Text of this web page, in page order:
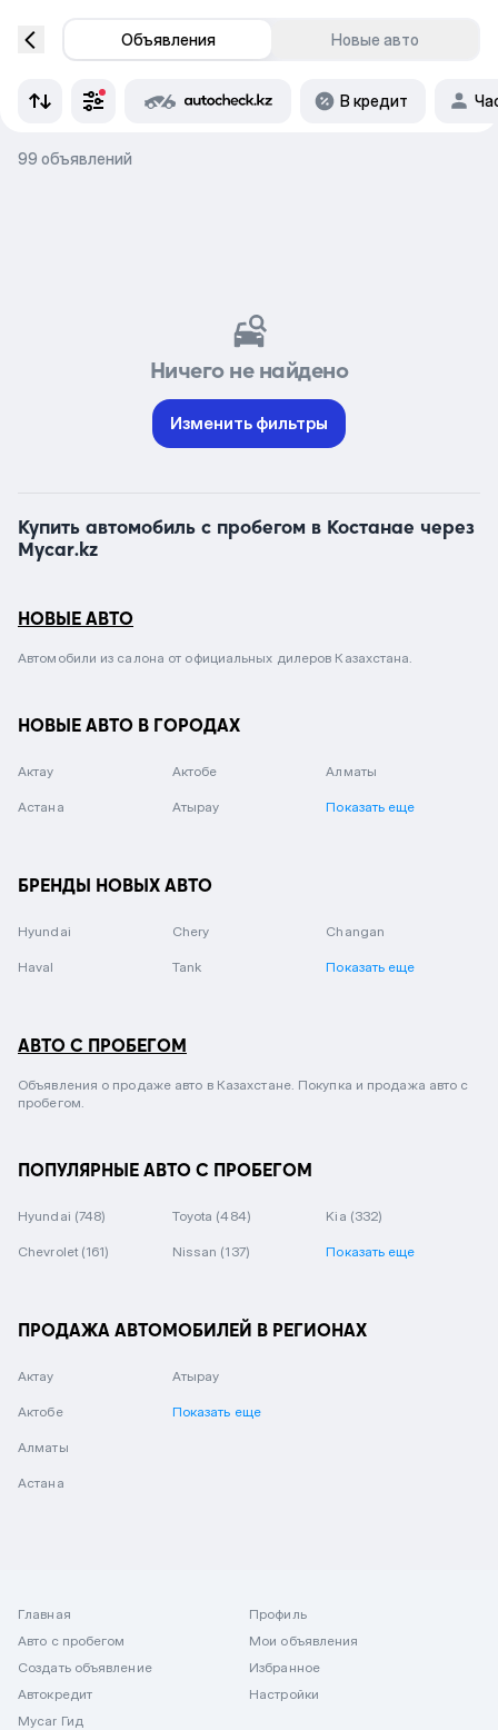
Объявления Новые авто
В кредит
99 объявлений
Ничего не найдено
Изменить фильтры
Купить автомобиль с пробегом в Костанае через
Mycar.kz
НОВЫЕ АВТО
Автомобили из салона от официальных дилеров Казахстана.
НОВЫЕ АВТО В ГОРОДАХ
Актау Актобе Алматы
Астана Атырау Показать еще
БРЕНДЫ НОВЫХ АВТО
Hyundai Chery Changan
Haval Tank Показать еще
АВТО С ПРОБЕГОМ
Объявления о продаже авто в Казахстане. Покупка и продажа авто с
пробегом.
ПОПУЛЯРНЫЕ АВТО С ПРОБЕГОМ
Hyundai (748) Toyota (484) Kia (332)
Chevrolet (161) Nissan (137) Показать еще
ПРОДАЖА АВТОМОБИЛЕЙ В РЕГИОНАХ
Актау
Актобе
Алматы
Астана
Атырау
Показать еще
Главная
Авто с пробегом
Создать объявление
Автокредит
Mycar Гид
Профиль
Мои объявления
Избранное
Настройки